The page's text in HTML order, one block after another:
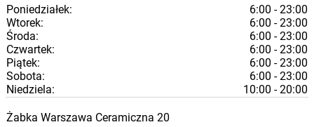
Poniedziałek:
6:00 - 23:00
Wtorek:
6:00 - 23:00
Środa:
6:00 - 23:00
Czwartek:
6:00 - 23:00
Piątek:
6:00 - 23:00
Sobota:
6:00 - 23:00
Niedziela:
10:00 - 20:00
Żabka Warszawa Ceramiczna 20